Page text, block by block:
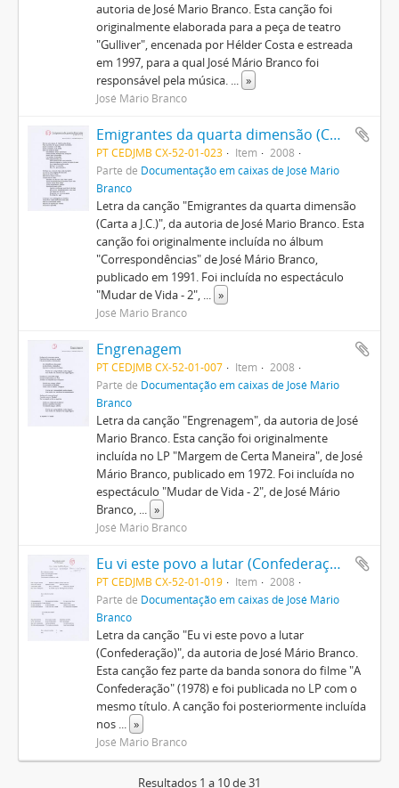
autoria de José Mario Branco. Esta canção foi
originalmente elaborada para a peça de teatro
"Gulliver", encenada por Hélder Costa e estreada
em 1997, para a qual José Mário Branco foi
responsável pela música. ... »
José Mário Branco
Emigrantes da quarta dimensão (Carta a J.C.)
PT CEDJMB CX-52-01-023 Item
2008
Parte de Documentação em caixas de José Mário
Branco
Letra da canção "Emigrantes da quarta dimensão
(Carta a J.C.)", da autoria de José Mario Branco. Esta
canção foi originalmente incluída no álbum
"Correspondências" de José Mário Branco,
publicado em 1991. Foi incluída no espectáculo
"Mudar de Vida - 2", ... »
José Mário Branco
Engrenagem
PT CEDJMB CX-52-01-007 Item
2008
Parte de Documentação em caixas de José Mário
Branco
Letra da canção "Engrenagem", da autoria de José
Mario Branco. Esta canção foi originalmente
incluída no LP "Margem de Certa Maneira", de José
Mário Branco, publicado em 1972. Foi incluída no
espectáculo "Mudar de Vida - 2", de José Mário
Branco, ... »
José Mário Branco
Eu vi este povo a lutar (Confederação)
PT CEDJMB CX-52-01-019 Item
2008
Parte de Documentação em caixas de José Mário
Branco
Letra da canção "Eu vi este povo a lutar
(Confederação)", da autoria de José Mário Branco.
Esta canção fez parte da banda sonora do filme "A
Confederação" (1978) e foi publicada no LP com o
mesmo título. A canção foi posteriormente incluída
nos ... »
José Mário Branco
Resultados 1 a 10 de 31